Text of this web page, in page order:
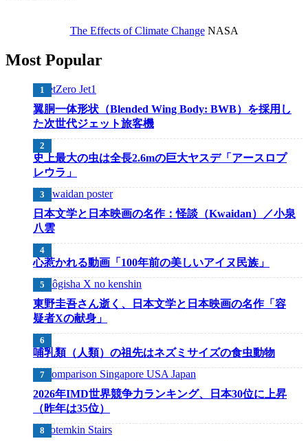
The Effects of Climate ChangeNASA
Most Popular
翼胴一体形状（Blended Wing Body: BWB）を採用し
た次世代ジェット旅客機
史上最大の虫は全長2.6mの巨大ヤスデ「アースロプ
レウラ」
日本文学と日本映画の名作：怪談（Kwaidan）／小泉
八雲
心惹かれる動画「100年前の美しいアイヌ民族」
東野圭吾さん逝く、日本文学と日本映画の名作「容
疑者Xの献身」
哺乳類（人類）の祖先はネズミサイズの食虫動物
2026年IMD世界競争力ランキング、日本30位に上昇
（昨年は35位）